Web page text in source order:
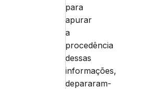
para
apurar
a
procedência
dessas
informações,
depararam-